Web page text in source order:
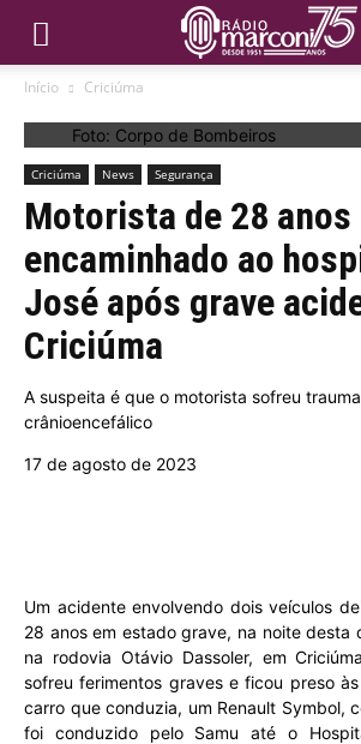
Início Criciúma
Foto: Corpo de Bombeiros
Criciúma News Segurança
Motorista de 28 anos
encaminhado ao
José após grave
Criciúma
A suspeita é que o motorista sofreu
crânioencefálico
17 de agosto de 2023
Um acidente envolvendo dois veículos
28 anos em estado grave, na noite desta
na rodovia Otávio Dassoler, em
sofreu ferimentos graves e ficou preso
carro que conduzia, um Renault Symbol,
foi conduzido pelo Samu até o